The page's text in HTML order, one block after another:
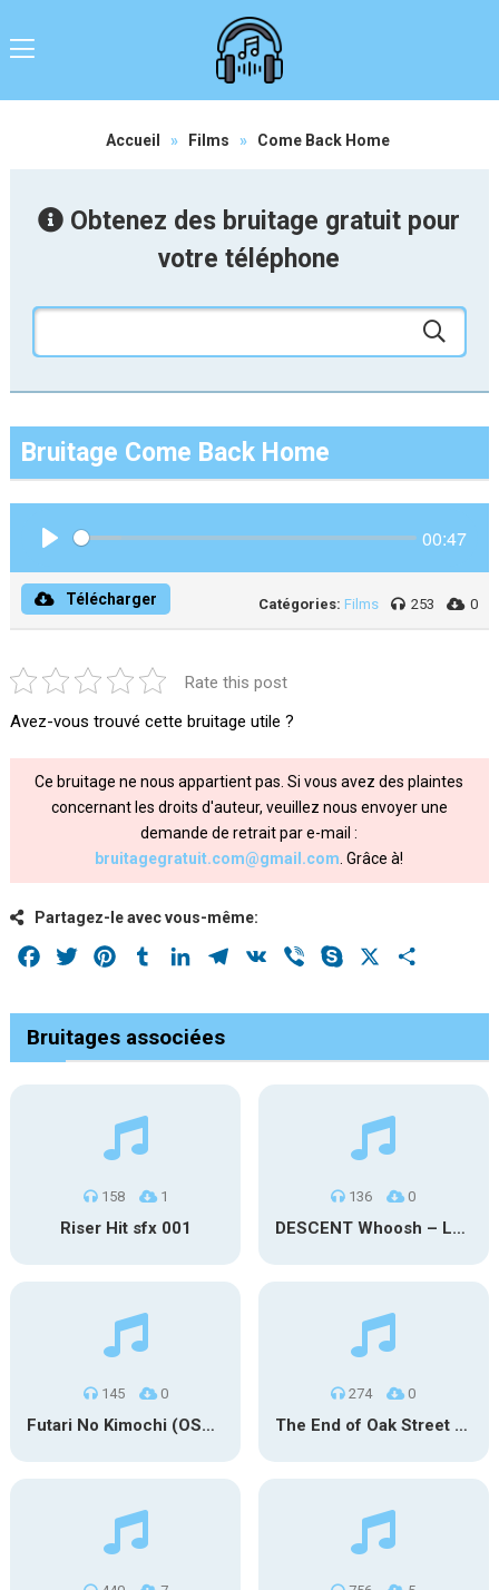
Accueil » Films » Come Back Home
Obtenez des bruitage gratuit pour
votre téléphone
Bruitage Come Back Home
00:47
Télécharger Catégories: Films 253 0
Rate this post
Avez-vous trouvé cette bruitage utile ?
Ce bruitage ne nous appartient pas. Si vous avez des plaintes
concernant les droits d'auteur, veuillez nous envoyer une
demande de retrait par e-mail :
bruitagegratuit.com@gmail.com . Grâce à!
Partagez-le avec vous-même:
Facebook
Twitter PinterestTumblrLinkedInTelegram
VK Viber Skype
Bruitages associées
158 1
Riser Hit sfx 001
136 0
DESCENT Whoosh – Long
145 0
Futari No Kimochi (OST Inuyasha)
274 0
The End of Oak Street Trailer